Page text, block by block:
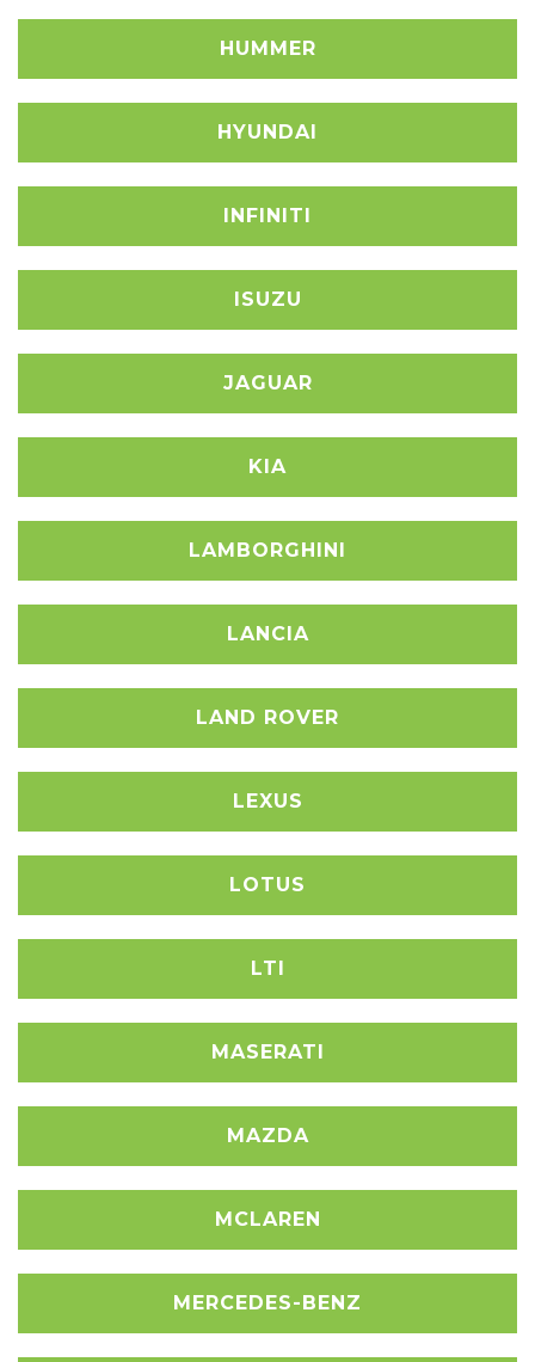
HUMMER
HYUNDAI
INFINITI
ISUZU
JAGUAR
KIA
LAMBORGHINI
LANCIA
LAND ROVER
LEXUS
LOTUS
LTI
MASERATI
MAZDA
MCLAREN
MERCEDES-BENZ